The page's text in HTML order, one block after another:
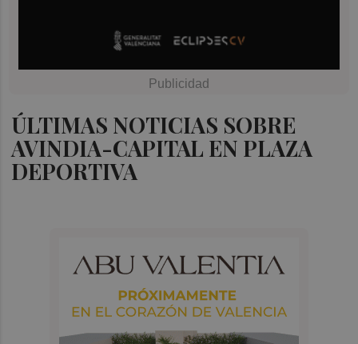
ÚLTIMAS NOTICIAS SOBRE
AVINDIA-CAPITAL EN PLAZA
DEPORTIVA